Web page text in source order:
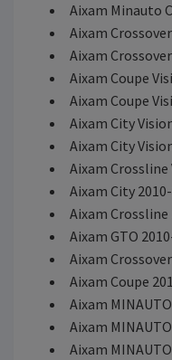
Aixam Minauto
Aixam
Aixam
Aixam Coupe
Aixam Coupe
Aixam City
Aixam City
Aixam Crossline
Aixam City
Aixam Crossline
Aixam GTO
Aixam
Aixam Coupe
Aixam MINAUTO
Aixam MINAUTO
Aixam MINAUTO